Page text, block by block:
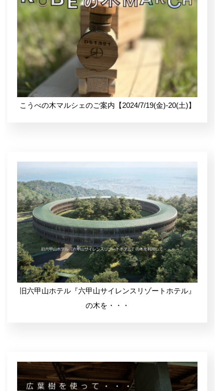
こうべの木マルシェのご案内【2024/7/19(金)-20(土)】
旧六甲山ホテル『六甲山サイレンスリゾートホテル』
の木を・・・